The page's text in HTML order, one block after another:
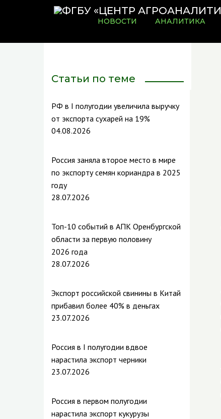
НОВОСТИ АНАЛИТИКА
Статьи по теме
РФ в I полугодии увеличила выручку
от экспорта сухарей на 19%
04.08.2026
Россия заняла второе место в мире
по экспорту семян кориандра в 2025
году
28.07.2026
Топ-10 событий в АПК Оренбургской
области за первую половину
2026 года
28.07.2026
Экспорт российской свинины в Китай
прибавил более 40% в деньгах
23.07.2026
Россия в I полугодии вдвое
нарастила экспорт черники
23.07.2026
Россия в первом полугодии
нарастила экспорт кукурузы